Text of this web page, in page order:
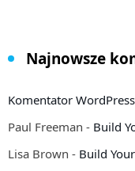
Najnowsze
Komentator
Paul Freeman - Build
Lisa Brown - Build